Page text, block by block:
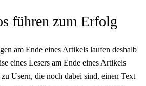
führen zum Erfolg
am Ende eines Artikels laufen deshalb
eines Lesers am Ende eines Artikels
Usern, die noch dabei sind, einen Text